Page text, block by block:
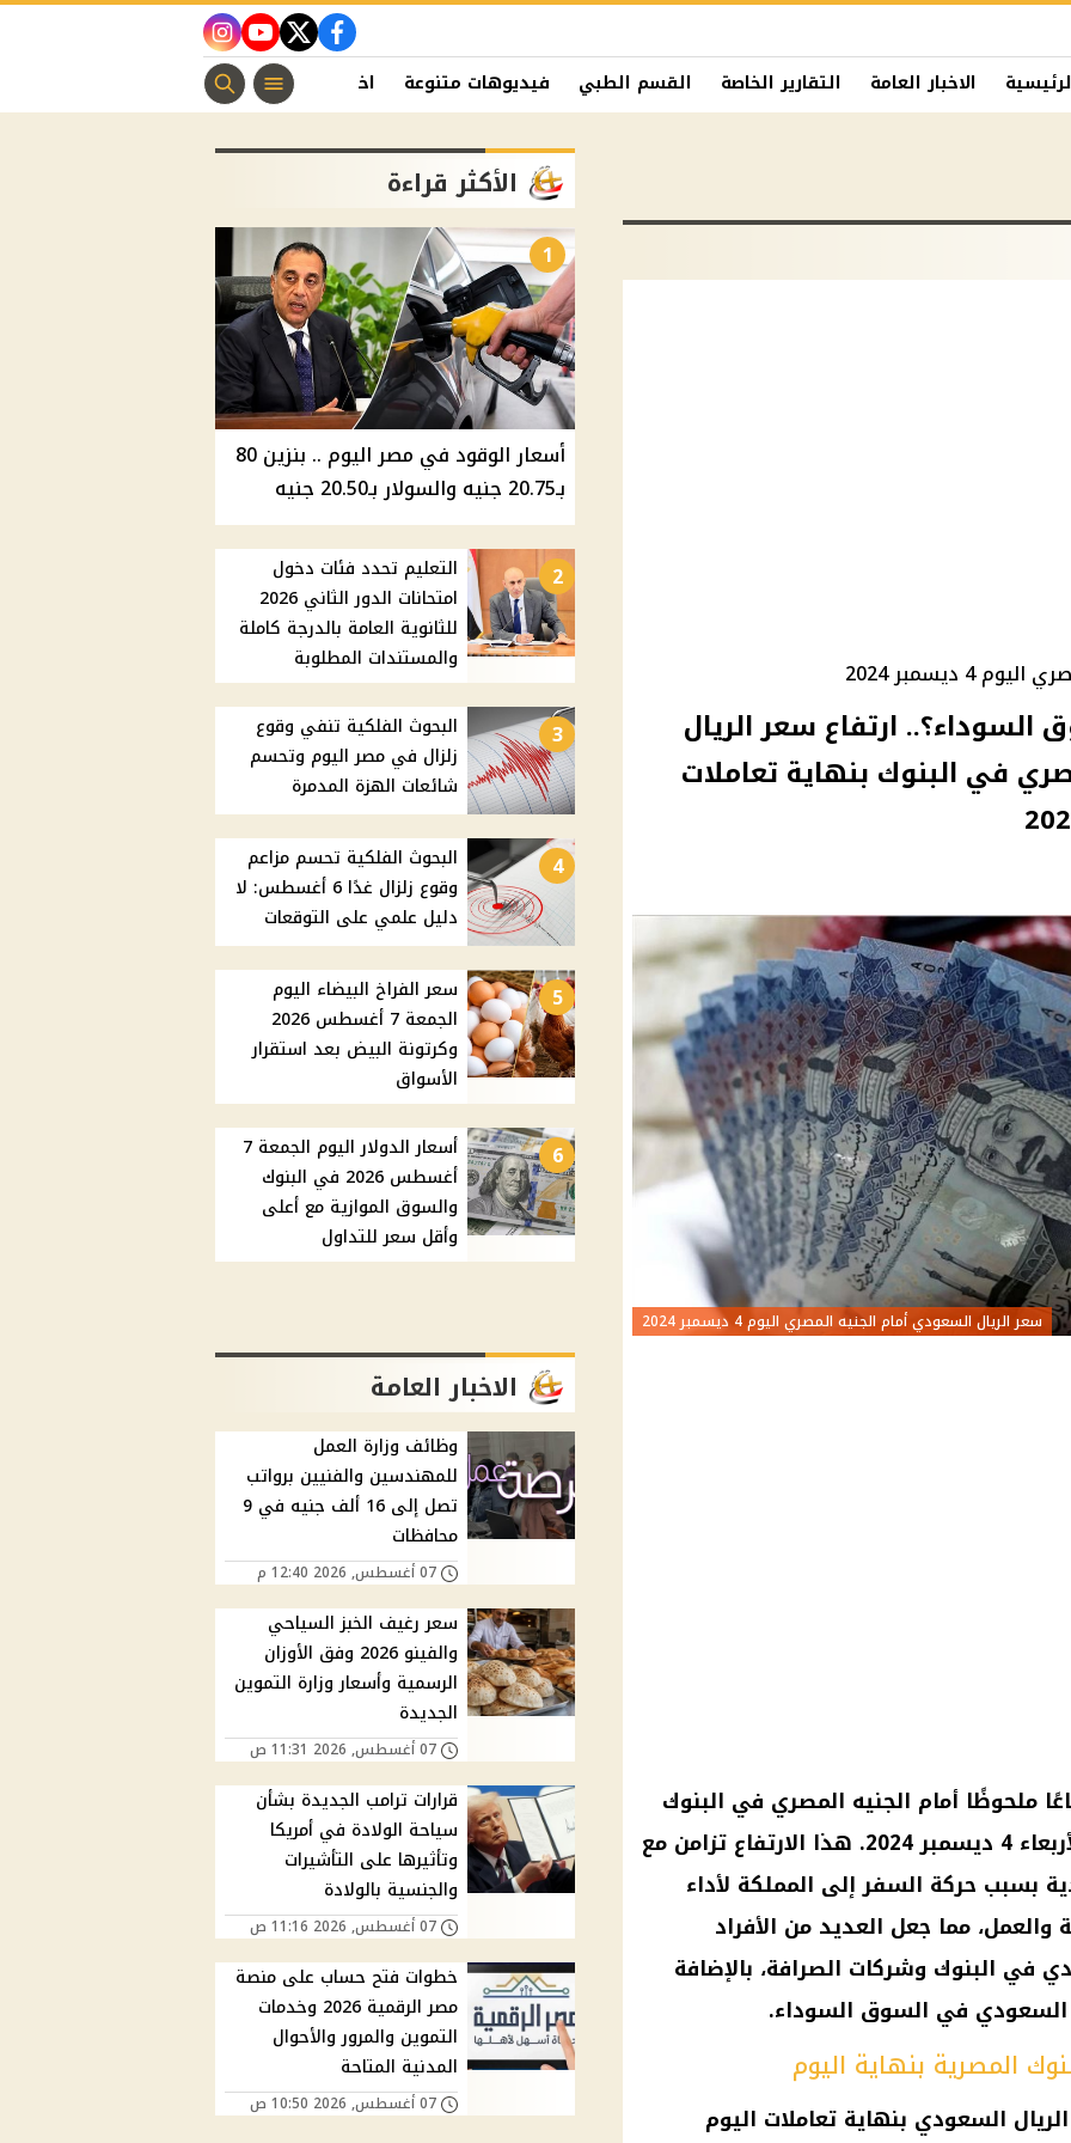
facebook
twitter
youtube
instagram
الاخبار العامة التقارير الخاصة القسم الطبي فيديوهات متنوعة اخبار الفن منوعات مسيحية
ديسمبر 2024
السوداء؟.. ارتفاع سعر الريال
في البنوك بنهاية تعاملات
سعر الريال السعودي أمام الجنيه المصري اليوم 4 ديسمبر 2024
ملحوظًا أمام الجنيه المصري في البنوك
المصرية بنهاية تعاملات اليوم الأربعاء 4 ديسمبر 2024. هذا الارتفاع تزامن مع
بسبب حركة السفر إلى المملكة لأداء
مما جعل العديد من الأفراد
في البنوك وشركات الصرافة، بالإضافة
السعودي في السوق السوداء.
المصرية بنهاية اليوم
السعودي بنهاية تعاملات اليوم
الأكثر قراءة
1
أسعار الوقود في مصر اليوم .. بنزين 80
بـ20.75 جنيه والسولار بـ20.50 جنيه
2
التعليم تحدد فئات دخول
امتحانات الدور الثاني 2026
للثانوية العامة بالدرجة كاملة
والمستندات المطلوبة
3
البحوث الفلكية تنفي وقوع
زلزال في مصر اليوم وتحسم
شائعات الهزة المدمرة
4
البحوث الفلكية تحسم مزاعم
وقوع زلزال غدًا 6 أغسطس: لا
دليل علمي على التوقعات
5
سعر الفراخ البيضاء اليوم
الجمعة 7 أغسطس 2026
وكرتونة البيض بعد استقرار
الأسواق
6
أسعار الدولار اليوم الجمعة 7
أغسطس 2026 في البنوك
والسوق الموازية مع أعلى
وأقل سعر للتداول
الاخبار العامة
وظائف وزارة العمل
للمهندسين والفنيين برواتب
تصل إلى 16 ألف جنيه في 9
محافظات
07 أغسطس, 2026 12:40 م
سعر رغيف الخبز السياحي
والفينو 2026 وفق الأوزان
الرسمية وأسعار وزارة التموين
الجديدة
07 أغسطس, 2026 11:31 ص
قرارات ترامب الجديدة بشأن
سياحة الولادة في أمريكا
وتأثيرها على التأشيرات
والجنسية بالولادة
07 أغسطس, 2026 11:16 ص
خطوات فتح حساب على منصة
مصر الرقمية 2026 وخدمات
التموين والمرور والأحوال
المدنية المتاحة
07 أغسطس, 2026 10:50 ص